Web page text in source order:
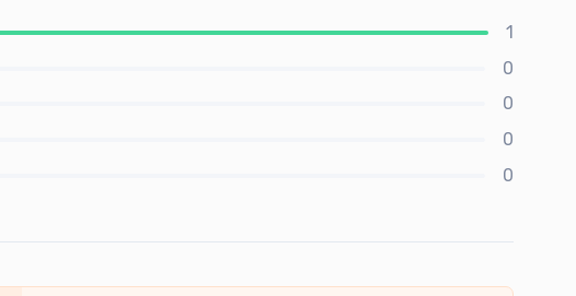
1
0
0
0
0